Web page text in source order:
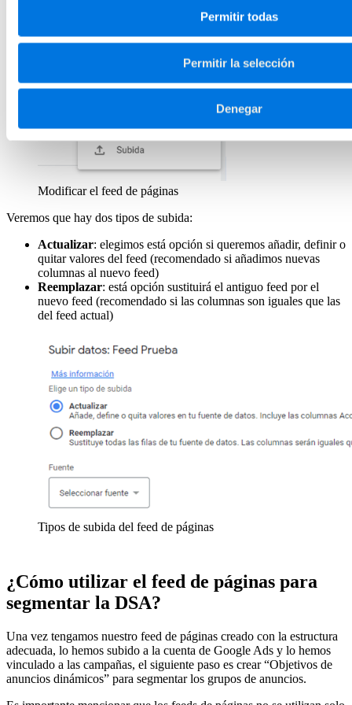
Permitir todas
Permitir la selección
Denegar
seleccionamos el feed; luego hacemos clic en los 3 puntitos
que aparecen en la parte derecha y seleccionamos “Subida”.
Modificar el feed de páginas
Veremos que hay dos tipos de subida:
Actualizar: elegimos está opción si queremos añadir, definir o
quitar valores del feed (recomendado si añadimos nuevas
columnas al nuevo feed)
Reemplazar: está opción sustituirá el antiguo feed por el
nuevo feed (recomendado si las columnas son iguales que las
del feed actual)
Tipos de subida del feed de páginas
¿Cómo utilizar el feed de páginas para
segmentar la DSA?
Una vez tengamos nuestro feed de páginas creado con la estructura
adecuada, lo hemos subido a la cuenta de Google Ads y lo hemos
vinculado a las campañas, el siguiente paso es crear “Objetivos de
anuncios dinámicos” para segmentar los grupos de anuncios.